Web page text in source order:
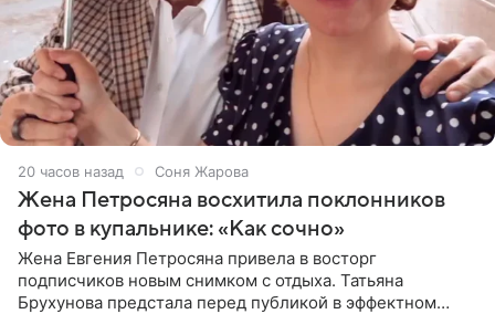
20 часов назад Соня Жарова
Жена Петросяна восхитила поклонников
фото в купальнике: «Как сочно»
Жена Евгения Петросяна привела в восторг
подписчиков новым снимком с отдыха. Татьяна
Брухунова предстала перед публикой в эффектном